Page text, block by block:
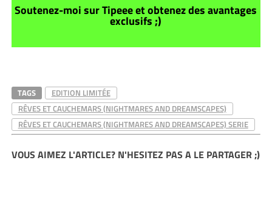
Soutenez-moi sur Tipeee et obtenez des avantages
exclusifs ;)
TAGS
EDITION LIMITÉE
RÊVES ET CAUCHEMARS (NIGHTMARES AND DREAMSCAPES)
RÊVES ET CAUCHEMARS (NIGHTMARES AND DREAMSCAPES) SERIE
VOUS AIMEZ L'ARTICLE? N'HESITEZ PAS A LE PARTAGER ;)